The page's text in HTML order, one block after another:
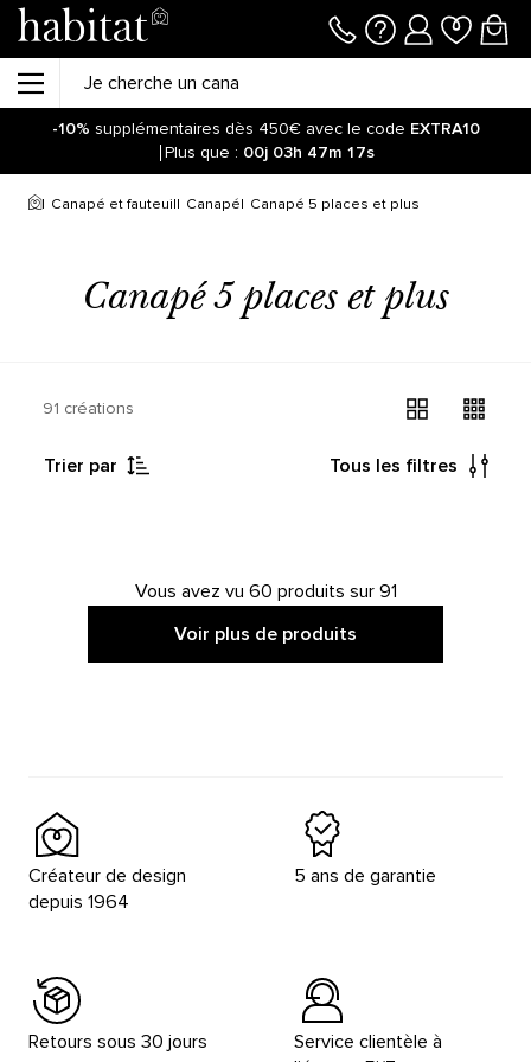
-10% supplémentaires dès 450€ avec le code EXTRA10
Plus que : 00j 03h 47m 17s
Soyez informé de la réouverture des ventes sur notre site !
Cliquez ici.
Canapé et fauteuil Canapé Canapé 5 places et plus
Canapé 5 places et plus
91 créations
Trier par Tous les filtres
Vous avez vu 60 produits sur 91
Voir plus de produits
Créateur de design
depuis 1964
5 ans de garantie
Retours sous 30 jours
Service clientèle à